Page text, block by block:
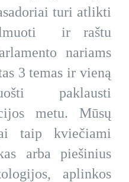
turi atlikti
ir raštu
nariams
3 temas ir vieną
paklausti
metu. Mūsų
taip kviečiami
arba piešinius
aplinkos